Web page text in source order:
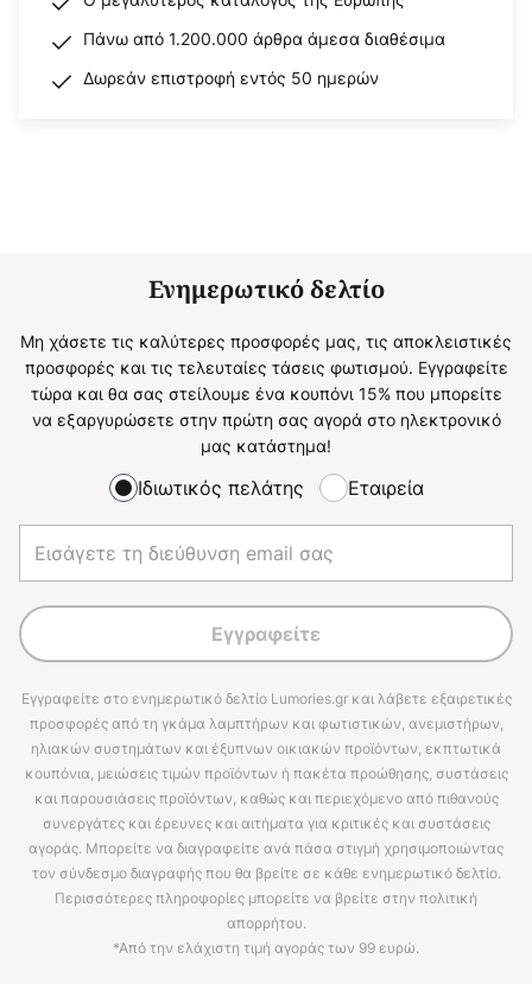
Πάνω από 1.200.000 άρθρα άμεσα διαθέσιμα
Δωρεάν επιστροφή εντός 50 ημερών
Ενημερωτικό δελτίο
Μη χάσετε τις καλύτερες προσφορές μας, τις αποκλειστικές
προσφορές και τις τελευταίες τάσεις φωτισμού. Εγγραφείτε
τώρα και θα σας στείλουμε ένα κουπόνι 15% που μπορείτε
να εξαργυρώσετε στην πρώτη σας αγορά στο ηλεκτρονικό
μας κατάστημα!
Ιδιωτικός πελάτης Εταιρεία
Εγγραφείτε
Εγγραφείτε στο ενημερωτικό δελτίο Lumories.gr και λάβετε εξαιρετικές
προσφορές από τη γκάμα λαμπτήρων και φωτιστικών, ανεμιστήρων,
ηλιακών συστημάτων και έξυπνων οικιακών προϊόντων, εκπτωτικά
κουπόνια, μειώσεις τιμών προϊόντων ή πακέτα προώθησης, συστάσεις
και παρουσιάσεις προϊόντων, καθώς και περιεχόμενο από πιθανούς
συνεργάτες και έρευνες και αιτήματα για κριτικές και συστάσεις
αγοράς. Μπορείτε να διαγραφείτε ανά πάσα στιγμή χρησιμοποιώντας
τον σύνδεσμο διαγραφής που θα βρείτε σε κάθε ενημερωτικό δελτίο.
Περισσότερες πληροφορίες μπορείτε να βρείτε στην πολιτική
απορρήτου.
*Από την ελάχιστη τιμή αγοράς των 99 ευρώ.